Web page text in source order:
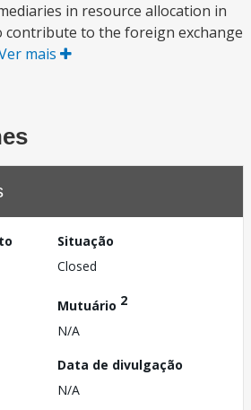
in resource allocation in
contribute to the foreign exchange
mais
Situação
Closed
Mutuário 2
N/A
Data de divulgação
N/A